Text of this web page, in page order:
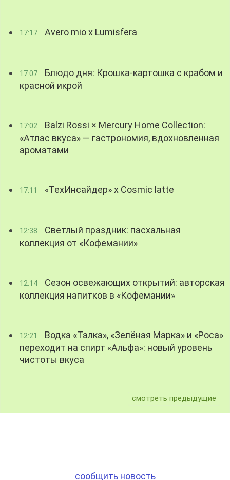
17:17 Avero mio x Lumisfera
17:07
Блюдо дня: Крошка-картошка с крабом и
красной икрой
17:02
Balzi Rossi × Mercury Home Collection:
«Атлас вкуса» — гастрономия, вдохновленная
ароматами
17:11 «ТехИнсайдер» х Cosmic latte
12:38
Светлый праздник: пасхальная
коллекция от «Кофемании»
12:14
Сезон освежающих открытий: авторская
коллекция напитков в «Кофемании»
12:21
Водка «Талка», «Зелёная Марка» и «Роса»
переходит на спирт «Альфа»: новый уровень
чистоты вкуса
смотреть предыдущие
сообщить новость